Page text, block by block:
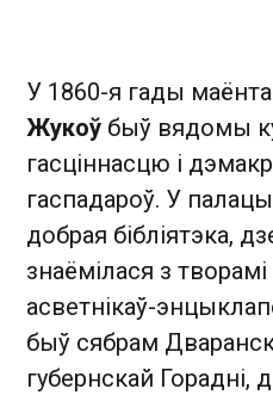
У 1860-я гады
Жукоў быў вядомы
гасціннасцю і
гаспадароў. У
добрая бібліятэка,
знаёмілася з
асветнікаў-
быў сябрам
губернскай Горадні,